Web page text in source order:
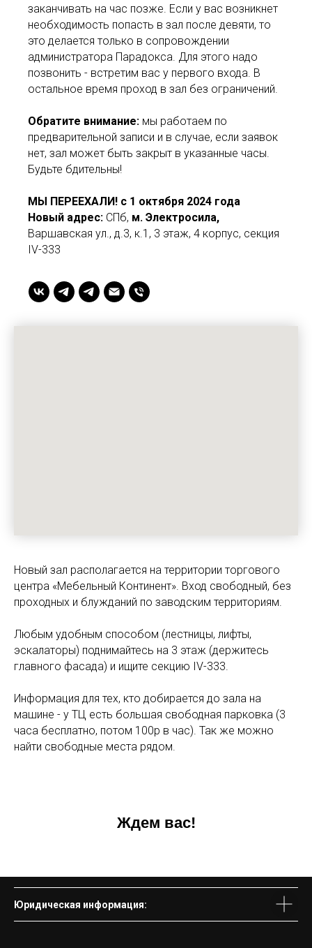
заканчивать на час позже. Если у вас возникнет
необходимость попасть в зал после девяти, то
это делается только в сопровождении
администратора Парадокса. Для этого надо
позвонить - встретим вас у первого входа. В
остальное время проход в зал без ограничений.
Обратите внимание: мы работаем по
предварительной записи и в случае, если заявок
нет, зал может быть закрыт в указанные часы.
Будьте бдительны!
МЫ ПЕРЕЕХАЛИ! с 1 октября 2024 года
Новый адрес: СПб, м. Электросила,
Варшавская ул., д.3, к.1, 3 этаж, 4 корпус, секция
IV-333
Новый зал располагается на территории торгового
центра «Мебельный Континент». Вход свободный, без
проходных и блужданий по заводским территориям.
Любым удобным способом (лестницы, лифты,
эскалаторы) поднимайтесь на 3 этаж (держитесь
главного фасада) и ищите секцию IV-333.
Информация для тех, кто добирается до зала на
машине - у ТЦ есть большая свободная парковка (3
часа бесплатно, потом 100р в час). Так же можно
найти свободные места рядом.
Ждем вас!
Юридическая информация: